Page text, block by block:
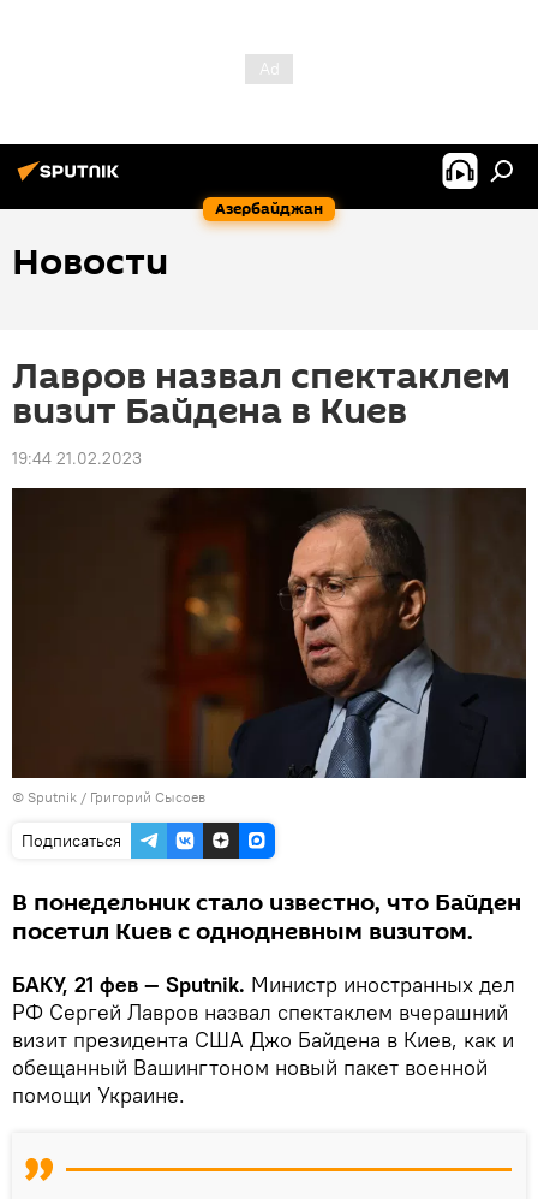
Азербайджан
Новости
Лавров назвал спектаклем
визит Байдена в Киев
19:44 21.02.2023
© Sputnik / Григорий Сысоев
Подписаться
В понедельник стало известно, что Байден
посетил Киев с однодневным визитом.
БАКУ, 21 фев — Sputnik. Министр иностранных дел
РФ Сергей Лавров назвал спектаклем вчерашний
визит президента США Джо Байдена в Киев, как и
обещанный Вашингтоном новый пакет военной
помощи Украине.